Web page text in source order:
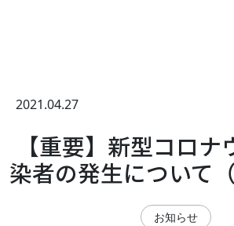
2021.04.27
【重要】新型コロ
染者の発生について
お知らせ